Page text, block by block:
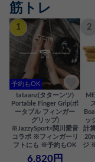
筋トレ
1
予約もOK
tataanz(タターンツ)
Portable Finger Grip(ポ
ータブル フィンガー
グリップ)
※JazzySport×関川愛音
コラボ ※フィンガーリ
フトにも ※予約もOK
6,820円
2
ッ
計
ジ